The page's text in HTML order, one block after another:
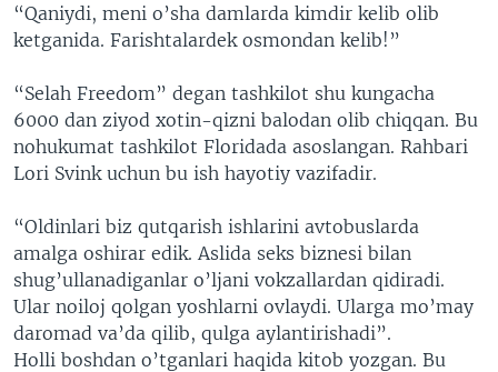
“Qaniydi, meni o’sha damlarda kimdir kelib olib
ketganida. Farishtalardek osmondan kelib!”
“Selah Freedom” degan tashkilot shu kungacha
6000 dan ziyod xotin-qizni balodan olib chiqqan. Bu
nohukumat tashkilot Floridada asoslangan. Rahbari
Lori Svink uchun bu ish hayotiy vazifadir.
“Oldinlari biz qutqarish ishlarini avtobuslarda
amalga oshirar edik. Aslida seks biznesi bilan
shug’ullanadiganlar o’ljani vokzallardan qidiradi.
Ular noiloj qolgan yoshlarni ovlaydi. Ularga mo’may
daromad va’da qilib, qulga aylantirishadi”.
Holli boshdan o’tganlari haqida kitob yozgan. Bu